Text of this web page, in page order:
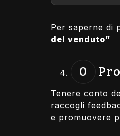
Per saperne di
del venduto”
Tenere conto
raccogli
e promuovere